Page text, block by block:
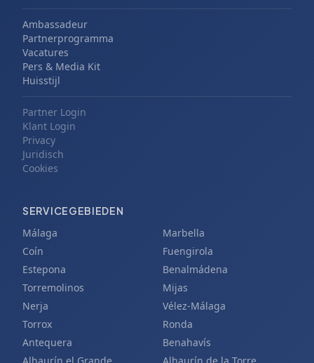
Ambassadeur
Partnerprogramma
Vacatures
Pers & Media Kit
Huisstijl
Partner Login
Klant Login
Privacy
Juridisch
Cookies
SERVICEGEBIEDEN
Málaga
Marbella
Coín
Fuengirola
Estepona
Benalmádena
Torremolinos
Mijas
Nerja
Vélez-Málaga
Torrox
Ronda
Antequera
Benahavís